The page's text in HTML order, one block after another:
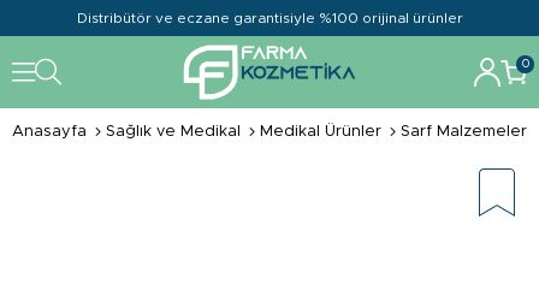
Distribütör ve eczane garantisiyle %100 orijinal ürünler
0
Anasayfa Sağlık ve Medikal Medikal Ürünler Sarf Malzemeler